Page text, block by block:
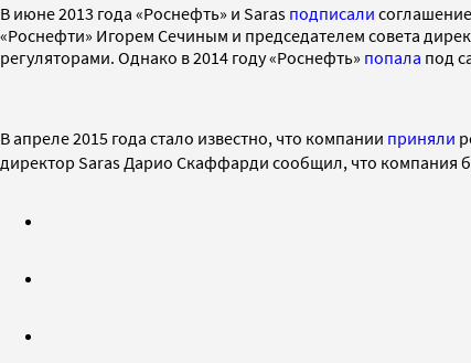
В июне 2013 года «Роснефть» и Saras подписали
«Роснефти» Игорем Сечиным и председателем совета
регуляторами. Однако в 2014 году «Роснефть» попала под
В апреле 2015 года стало известно, что компании приняли
директор Saras Дарио Скаффарди сообщил, что компания